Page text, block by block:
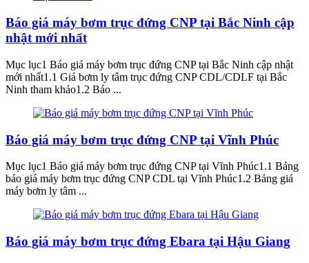
Báo giá máy bơm trục đứng CNP tại Bắc Ninh cập
nhật mới nhất
Mục lục1 Báo giá máy bơm trục đứng CNP tại Bắc Ninh cập nhật
mới nhất1.1 Giá bơm ly tâm trục đứng CNP CDL/CDLF tại Bắc
Ninh tham khảo1.2 Báo ...
Báo giá máy bơm trục đứng CNP tại Vĩnh Phúc
Mục lục1 Báo giá máy bơm trục đứng CNP tại Vĩnh Phúc1.1 Bảng
báo giá máy bơm trục đứng CNP CDL tại Vĩnh Phúc1.2 Bảng giá
máy bơm ly tâm ...
Báo giá máy bơm trục đứng Ebara tại Hậu Giang